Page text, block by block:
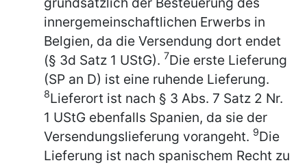
innergemeinschaftlichen Erwerbs in
Belgien, da die Versendung dort endet
(§ 3d Satz 1 UStG). 7Die erste Lieferung
(SP an D) ist eine ruhende Lieferung.
8Lieferort ist nach § 3 Abs. 7 Satz 2 Nr.
1 UStG ebenfalls Spanien, da sie der
Versendungslieferung vorangeht. 9Die
Lieferung ist nach spanischem Recht zu